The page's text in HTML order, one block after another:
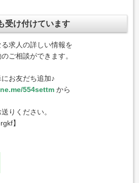
受け付けています
求人の詳しい情報を
ご相談ができます。
にお友だち追加♪
554settm から
りください。
】